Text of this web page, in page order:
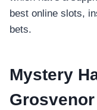
best online slots,
bets.
Mystery